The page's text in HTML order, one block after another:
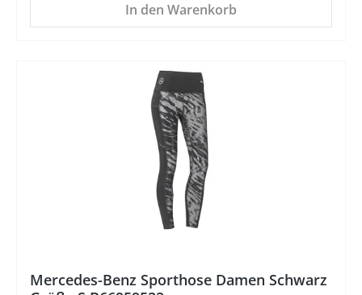
In den Warenkorb
Mercedes-Benz Sporthose Damen Schwarz